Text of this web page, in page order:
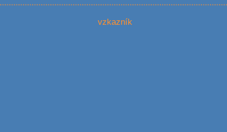
vzkazník